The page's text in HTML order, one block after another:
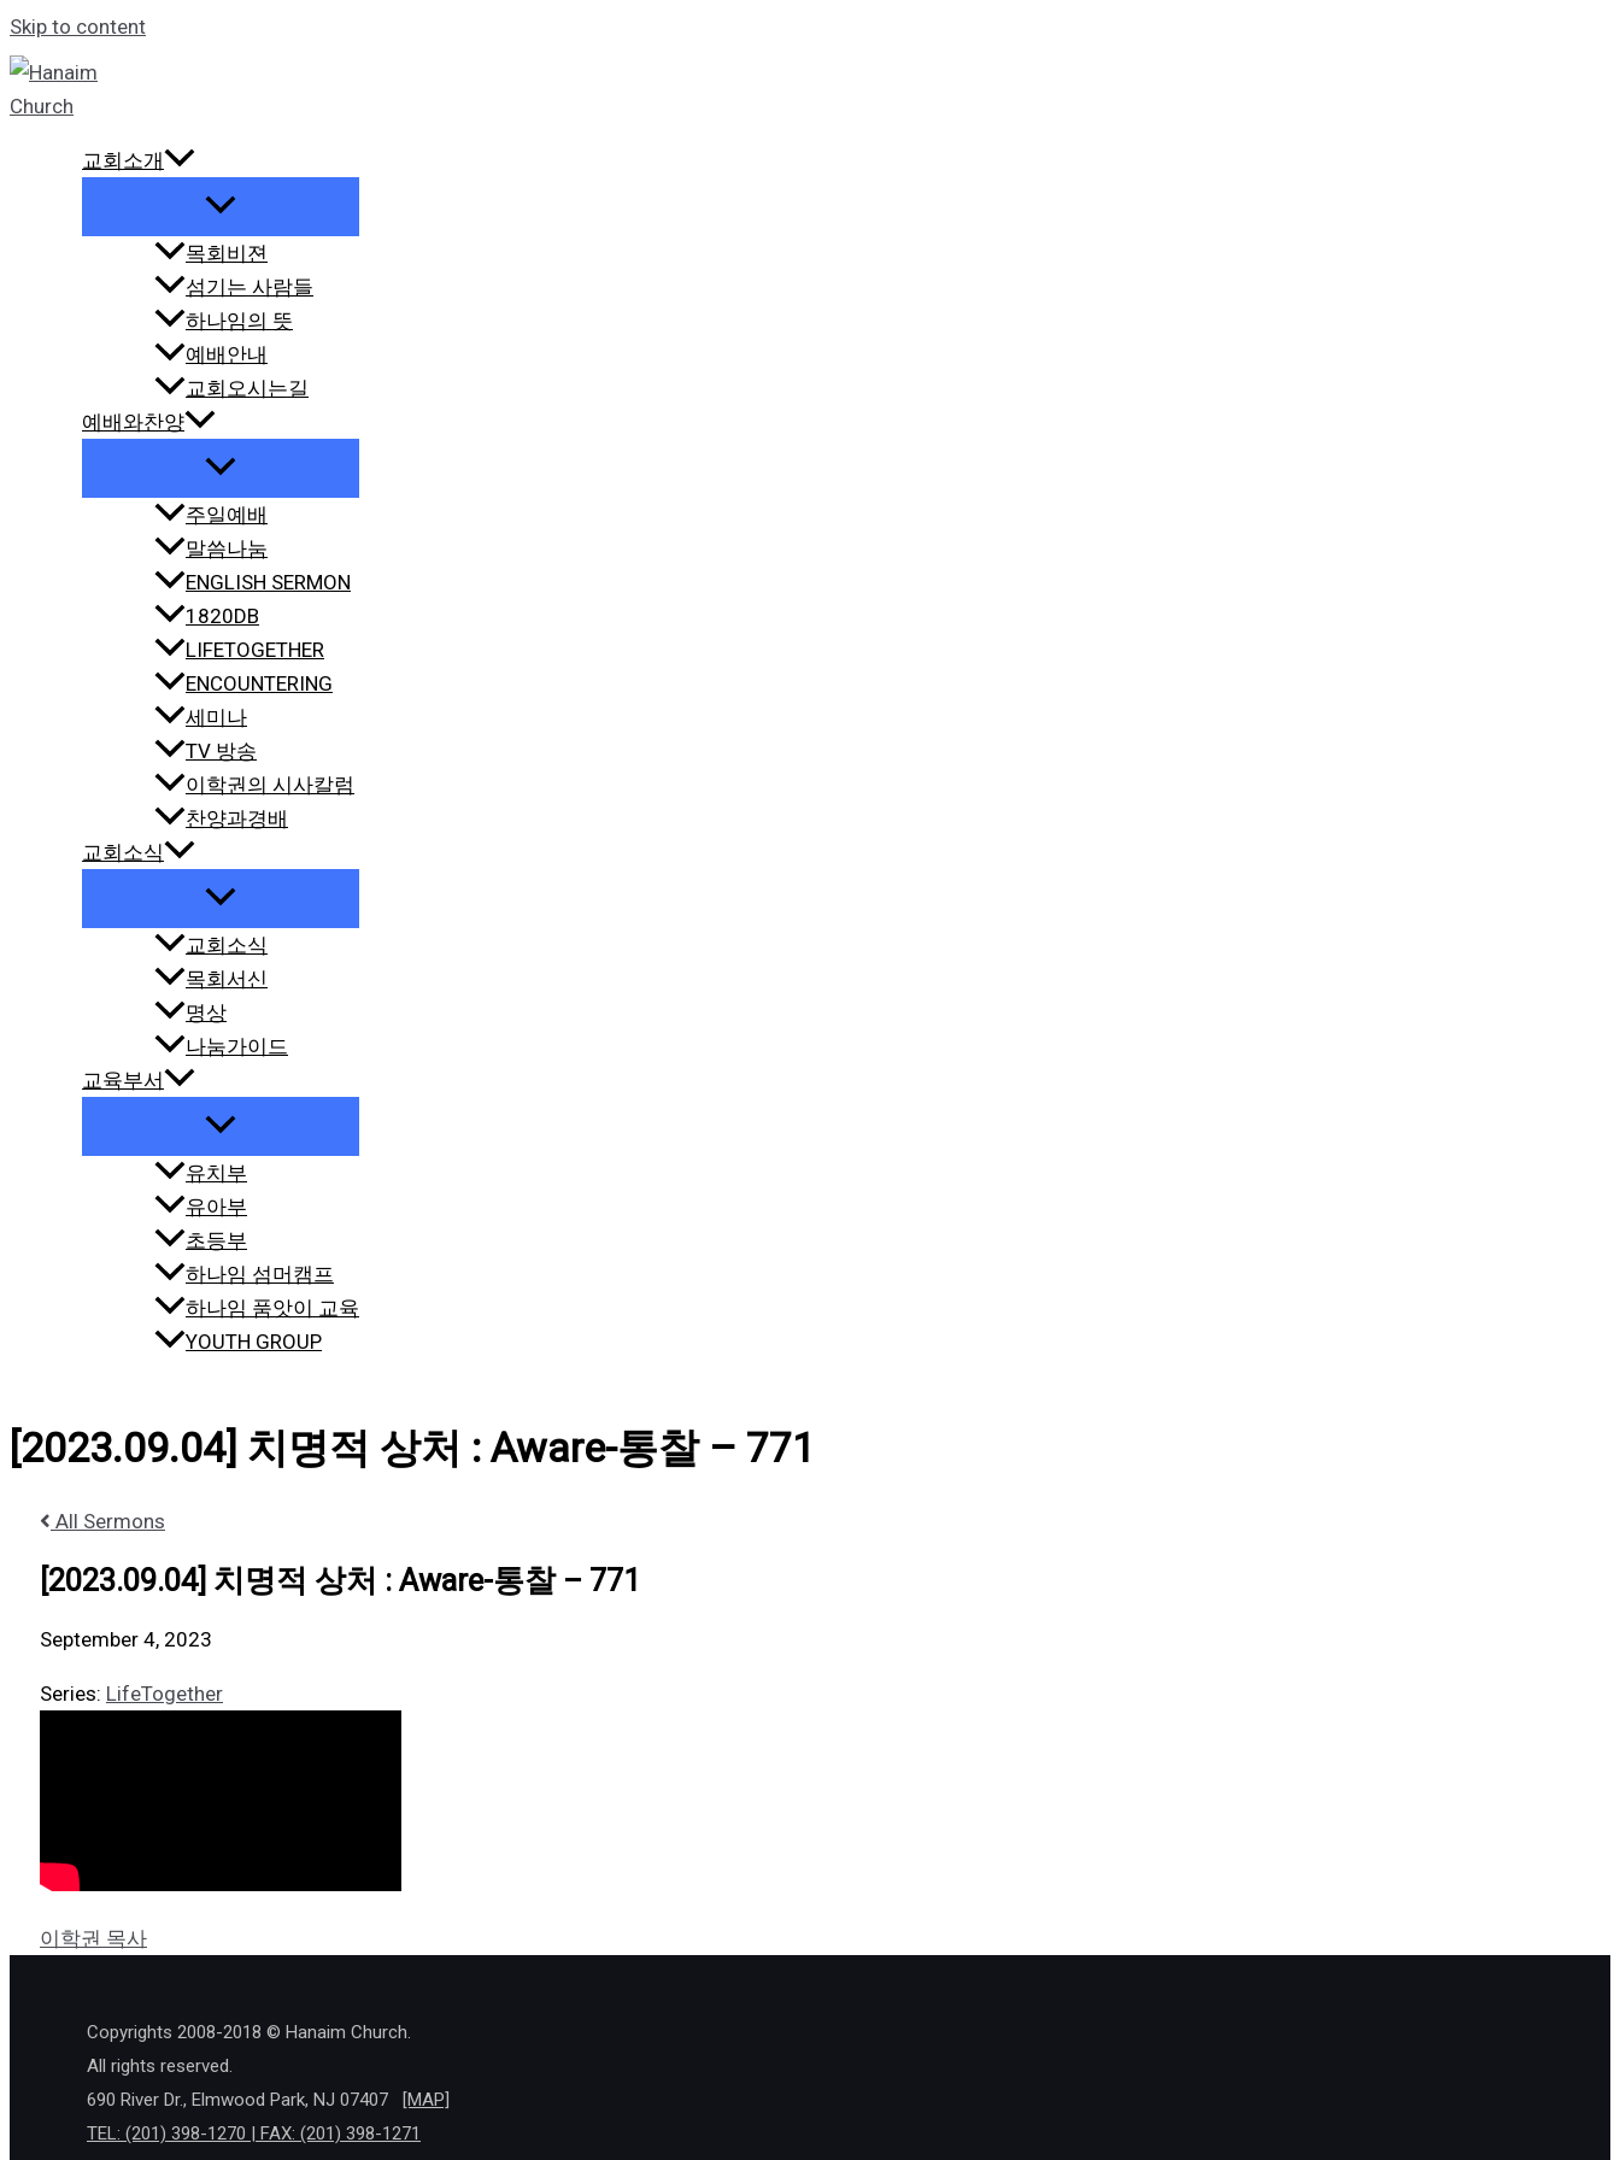
Skip to content
교회소개
목회비젼
섬기는 사람들
하나임의 뜻
예배안내
교회오시는길
예배와찬양
주일예배
말씀나눔
ENGLISH SERMON
1820DB
LIFETOGETHER
ENCOUNTERING
세미나
TV 방송
이학권의 시사칼럼
찬양과경배
교회소식
교회소식
목회서신
명상
나눔가이드
교육부서
유치부
유아부
초등부
하나임 섬머캠프
하나임 품앗이 교육
YOUTH GROUP
[2023.09.04] 치명적 상처 : Aware-통찰 – 771
All Sermons
[2023.09.04] 치명적 상처 : Aware-통찰 – 771
September 4, 2023
Series: LifeTogether
이학권 목사
Copyrights 2008-2018 © Hanaim Church.
All rights reserved.
690 River Dr., Elmwood Park, NJ 07407
[MAP]
TEL: (201) 398-1270 | FAX: (201) 398-1271